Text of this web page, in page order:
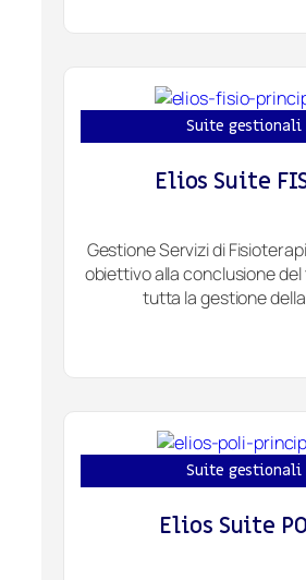
Suite gestionali
Elios Suite
Gestione Servizi di
obiettivo alla conclusione
tutta la gestione
Suite gestionali
Elios Suite